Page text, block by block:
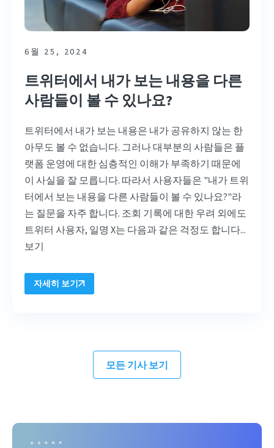
6월 25, 2024
트위터에서 내가 보는 내용을 다른
사람들이 볼 수 있나요?
트위터에서 내가 보는 내용은 내가 공유하지 않는 한
아무도 볼 수 없습니다. 그러나 대부분의 사람들은 플
랫폼 운영에 대한 심층적인 이해가 부족하기 때문에
이 사실을 잘 모릅니다. 따라서 사용자들은 "내가 트위
터에서 보는 내용을 다른 사람들이 볼 수 있나요?"라
는 질문을 자주 합니다. 조회 기록에 대한 우려 외에도
트위터 사용자, 일명 X는 다음과 같은 걱정도 합니다...
보기
자세히 보기
모든 기사 보기